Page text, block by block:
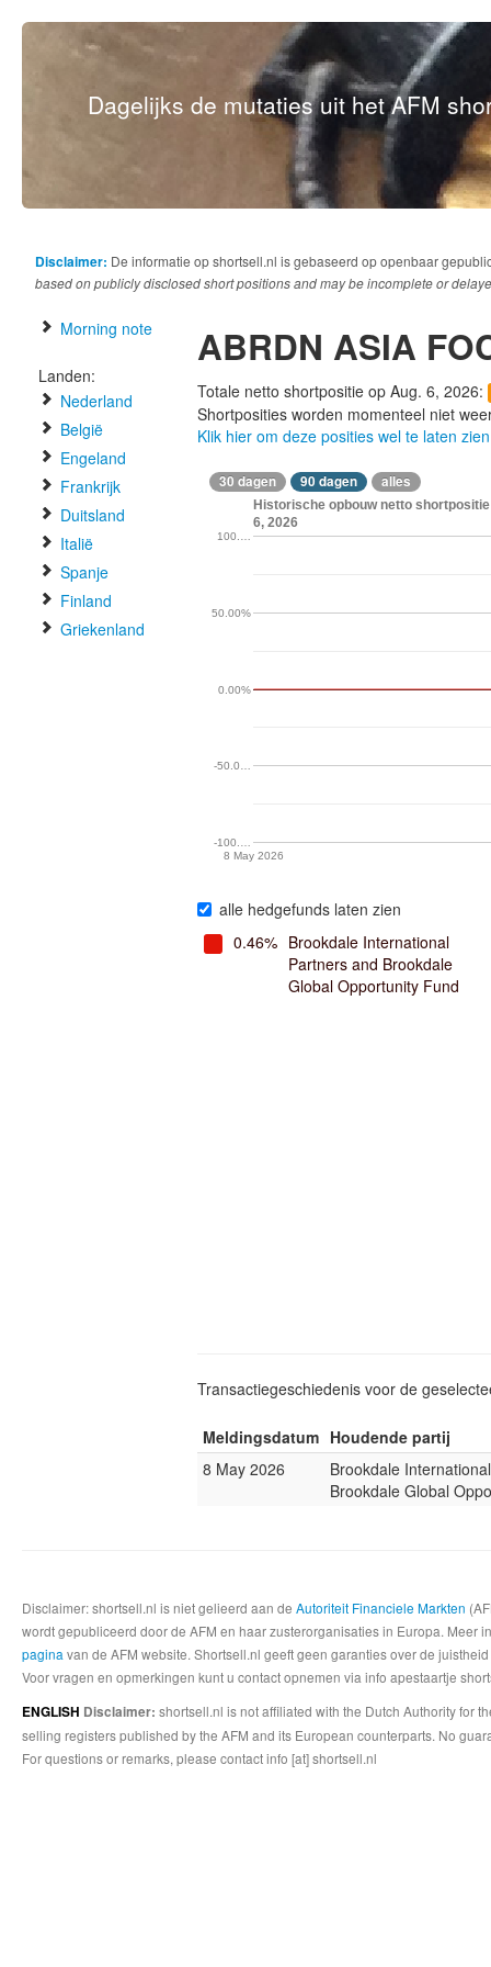
Dagelijks de mutaties uit het AFM
Disclaimer: De informatie op shortsell.nl is gebaseerd op openbaar
based on publicly disclosed short positions and may be incomplete or
Morning note
Landen:
Nederland
België
Engeland
Frankrijk
Duitsland
Italië
Spanje
Finland
Griekenland
ABRDN ASIA
Totale netto shortpositie op Aug. 6, 2026:
Shortposities worden momenteel niet
Klik hier om deze posities wel te laten zien
30 dagen 90 dagen alles
Historische opbouw netto
6, 2026
8 May 2026
-100.…
-50.0…
0.00%
50.00%
100.…
alle hedgefunds laten zien
0.46% Brookdale International
Partners and Brookdale
Global Opportunity Fund
Transactiegeschiedenis voor de
Meldingsdatum Houdende partij
8 May 2026
Brookdale
Brookdale Global
Disclaimer: shortsell.nl is niet gelieerd aan de Autoriteit Financiele Markten
wordt gepubliceerd door de AFM en haar zusterorganisaties in Europa.
pagina van de AFM website. Shortsell.nl geeft geen garanties over de
Voor vragen en opmerkingen kunt u contact opnemen via info apestaartje
ENGLISH Disclaimer: shortsell.nl is not affiliated with the Dutch Authority for
selling registers published by the AFM and its European counterparts. No
For questions or remarks, please contact info [at] shortsell.nl